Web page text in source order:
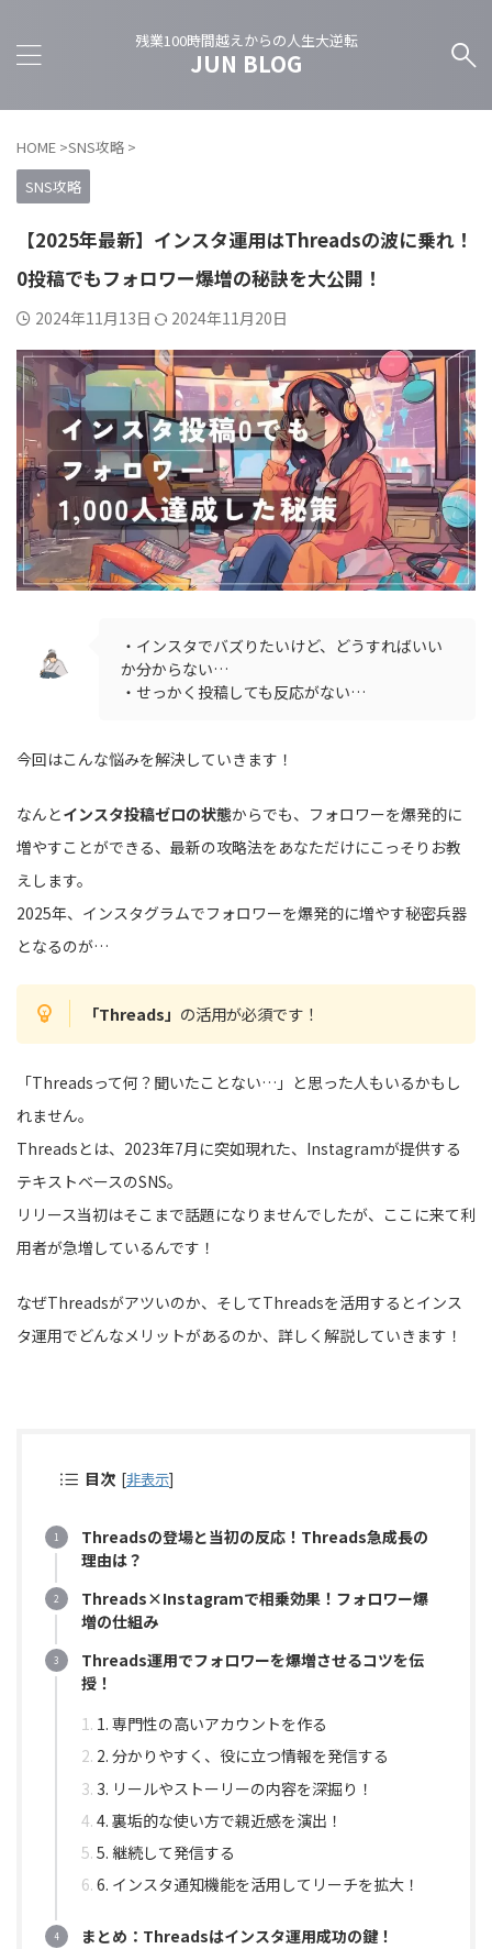
残業100時間越えからの人生大逆転
JUN BLOG
HOME >SNS攻略 >
SNS攻略
【2025年最新】インスタ運用はThreadsの波に乗れ！
0投稿でもフォロワー爆増の秘訣を大公開！
2024年11月13日 2024年11月20日
・インスタでバズりたいけど、どうすればいい
か分からない…
・せっかく投稿しても反応がない…
今回はこんな悩みを解決していきます！
なんとインスタ投稿ゼロの状態からでも、フォロワーを爆発的に
増やすことができる、最新の攻略法をあなただけにこっそりお教
えします。
2025年、インスタグラムでフォロワーを爆発的に増やす秘密兵器
となるのが…
「Threads」 の活用が必須です！
「Threadsって何？聞いたことない…」と思った人もいるかもし
れません。
Threadsとは、2023年7月に突如現れた、Instagramが提供する
テキストベースのSNS。
リリース当初はそこまで話題になりませんでしたが、ここに来て利
用者が急増しているんです！
なぜThreadsがアツいのか、そしてThreadsを活用するとインス
タ運用でどんなメリットがあるのか、詳しく解説していきます！
目次 [非表示]
Threadsの登場と当初の反応！Threads急成長の
理由は？
Threads×Instagramで相乗効果！フォロワー爆
増の仕組み
Threads運用でフォロワーを爆増させるコツを伝
授！
1. 専門性の高いアカウントを作る
2. 分かりやすく、役に立つ情報を発信する
3. リールやストーリーの内容を深掘り！
4. 裏垢的な使い方で親近感を演出！
5. 継続して発信する
6. インスタ通知機能を活用してリーチを拡大！
まとめ：Threadsはインスタ運用成功の鍵！